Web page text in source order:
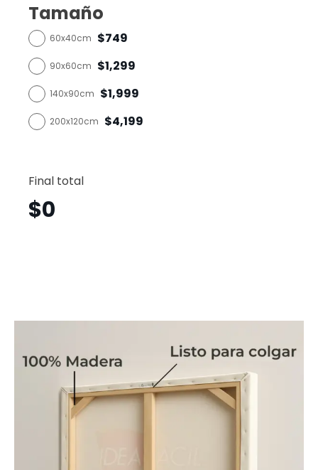
Tamaño
60x40cm $749
90x60cm $1,299
140x90cm $1,999
200x120cm $4,199
Final total
$0